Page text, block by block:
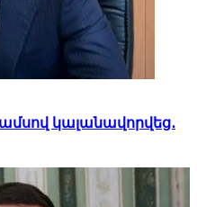
կալանավորվեց․